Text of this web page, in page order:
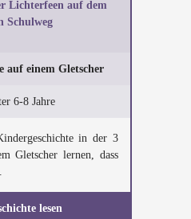
Lichterfeen auf dem
Schulweg
auf einem Gletscher
6-8 Jahre
in der 3
Gletscher lernen, dass
lesen